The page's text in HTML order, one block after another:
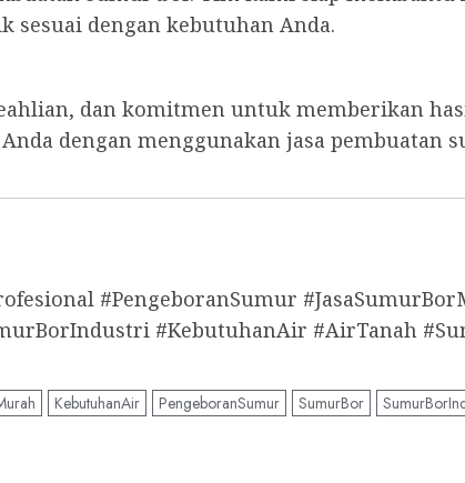
dengan kebutuhan Anda.
dan komitmen untuk memberikan
dengan menggunakan jasa pembuatan
#PengeboranSumur
#KebutuhanAir #AirTanah
KebutuhanAir PengeboranSumur SumurBor